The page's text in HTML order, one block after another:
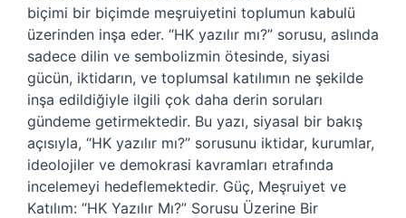
biçimi bir biçimde meşruiyetini toplumun kabulü
üzerinden inşa eder. “HK yazılır mı?” sorusu, aslında
sadece dilin ve sembolizmin ötesinde, siyasi
gücün, iktidarın, ve toplumsal katılımın ne şekilde
inşa edildiğiyle ilgili çok daha derin soruları
gündeme getirmektedir. Bu yazı, siyasal bir bakış
açısıyla, “HK yazılır mı?” sorusunu iktidar, kurumlar,
ideolojiler ve demokrasi kavramları etrafında
incelemeyi hedeflemektedir. Güç, Meşruiyet ve
Katılım: “HK Yazılır Mı?” Sorusu Üzerine Bir